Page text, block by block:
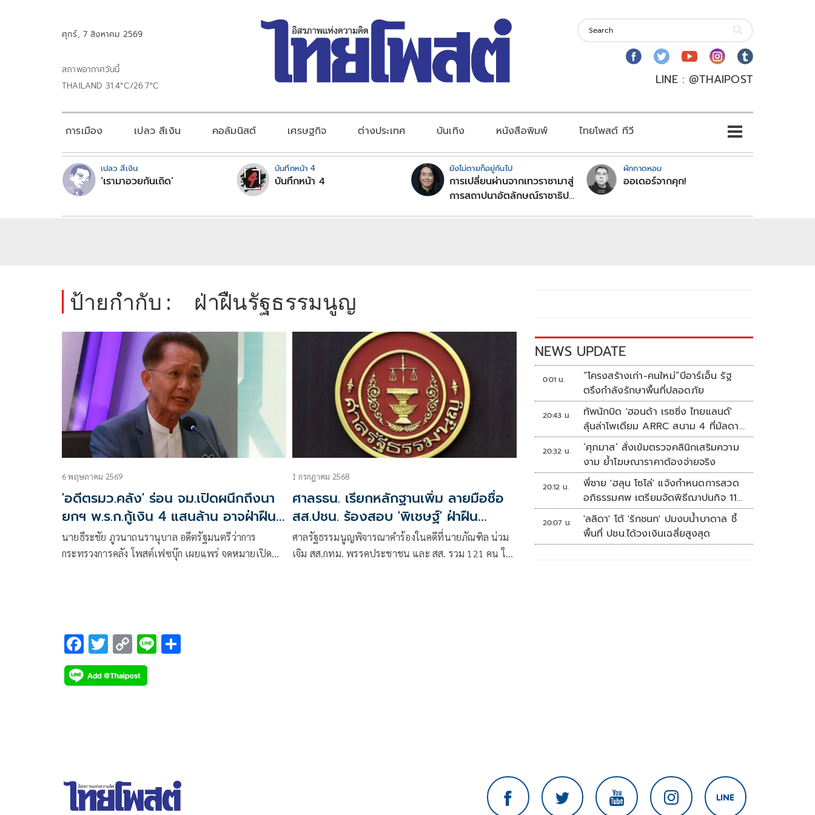
ศุกร์, 7 สิงหาคม 2569
สภาพอากาศวันนี้
THAILAND 31.4°C/26.7°C
LINE : @THAIPOST
การเมือง เปลว สีเงิน คอลัมนิสต์ เศรษฐกิจ ต่างประเทศ บันเทิง หนังสือพิมพ์ ไทยโพสต์ ทีวี
เปลว สีเงิน
‘เรามาอวยกันเถิด’
บันทึกหน้า 4
บันทึกหน้า 4
ยังไม่ตายก็อยู่กันไป
การเปลี่ยนผ่านจากเทวราชามาสู่
การสถาปนาอัตลักษณ์ราชาธิป
ผักกาดหอม
ออเดอร์จากคุก!
ป้ายกำกับ : ฝ่าฝืนรัฐธรรมนูญ
6 พฤษภาคม 2569
'อดีตรมว.คลัง' ร่อน จม.เปิดผนึกถึงนา
ยกฯ พ.ร.ก.กู้เงิน 4 แสนล้าน อาจฝ่าฝืน
รธน.
นายธีระชัย ภูวนาถนรานุบาล อดีตรัฐมนตรีว่าการ
กระทรวงการคลัง โพสต์เฟซบุ๊ก เผยแพร่ จดหมายเปิด
1 กรกฎาคม 2568
ศาลรธน. เรียกหลักฐานเพิ่ม ลายมือชื่อ
สส.ปชน. ร้องสอบ 'พิเชษฐ์' ฝ่าฝืน
รัฐธรรมนูญ
ศาลรัฐธรรมนูญพิจารณาคำร้องในคดีที่นายภัณฑิล น่วม
เจิม สส.กทม. พรรคประชาชน และ สส. รวม 121 คน ใน
F
ac
e
T
wi
tt
C
o
p
Li
NEWS UPDATE
0:01 น.
“โครงสร้างเก่า-คนใหม่”บีอาร์เอ็น รัฐ
ตรึงกำลังรักษาพื้นที่ปลอดภัย
20:43 น.
ทัพนักบิด 'ฮอนด้า เรซซิ่ง ไทยแลนด์'
ลุ้นล่าโพเดียม ARRC สนาม 4 ที่มัลดาลิ
กา
20:32 น.
‘ศุภมาส’ สั่งเข้มตรวจคลินิกเสริมความ
งาม ย้ำโฆษณาราคาต้องจ่ายจริง
20:12 น.
พี่ชาย 'ฮลุน โซโล่' แจ้งกำหนดการสวด
อภิธรรมศพ เตรียมจัดพิธีฌาปนกิจ 11
ส.ค.
20:07 น.
'ลลิดา' โต้ 'รักชนก' ปมงบน้ำบาดาล ชี้
พื้นที่ ปชน.ได้วงเงินเฉลี่ยสูงสุด